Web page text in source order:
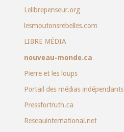
Lelibrepenseur.org
lesmoutonsrebelles.com
LIBRE MÉDIA
nouveau-monde.ca
Pierre et les loups
Portail des médias indépendants
Pressfortruth.ca
Reseauinternational.net